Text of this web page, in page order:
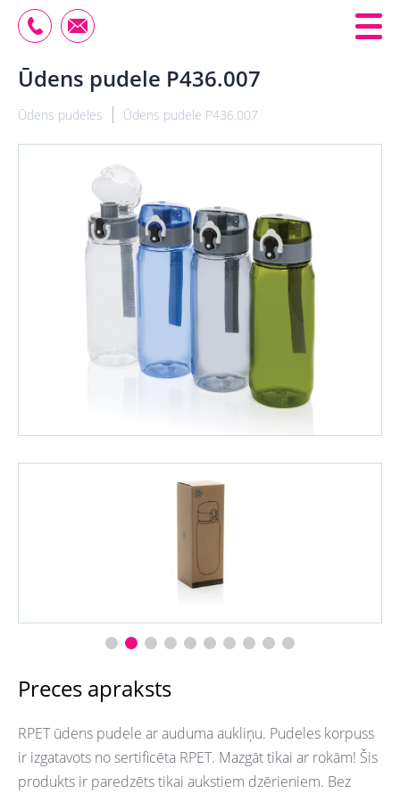
Ūdens pudele P436.007
Ūdens pudeles Ūdens pudele P436.007
Preces apraksts
RPET ūdens pudele ar auduma aukliņu. Pudeles korpuss
ir izgatavots no sertificēta RPET. Mazgāt tikai ar rokām! Šis
produkts ir paredzēts tikai aukstiem dzērieniem. Bez